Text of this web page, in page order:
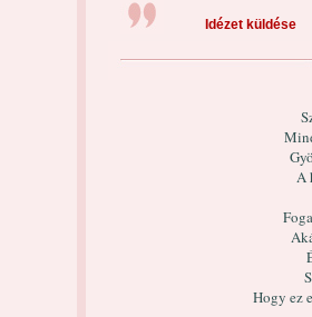
Idézet küldése
A
Hogy ez